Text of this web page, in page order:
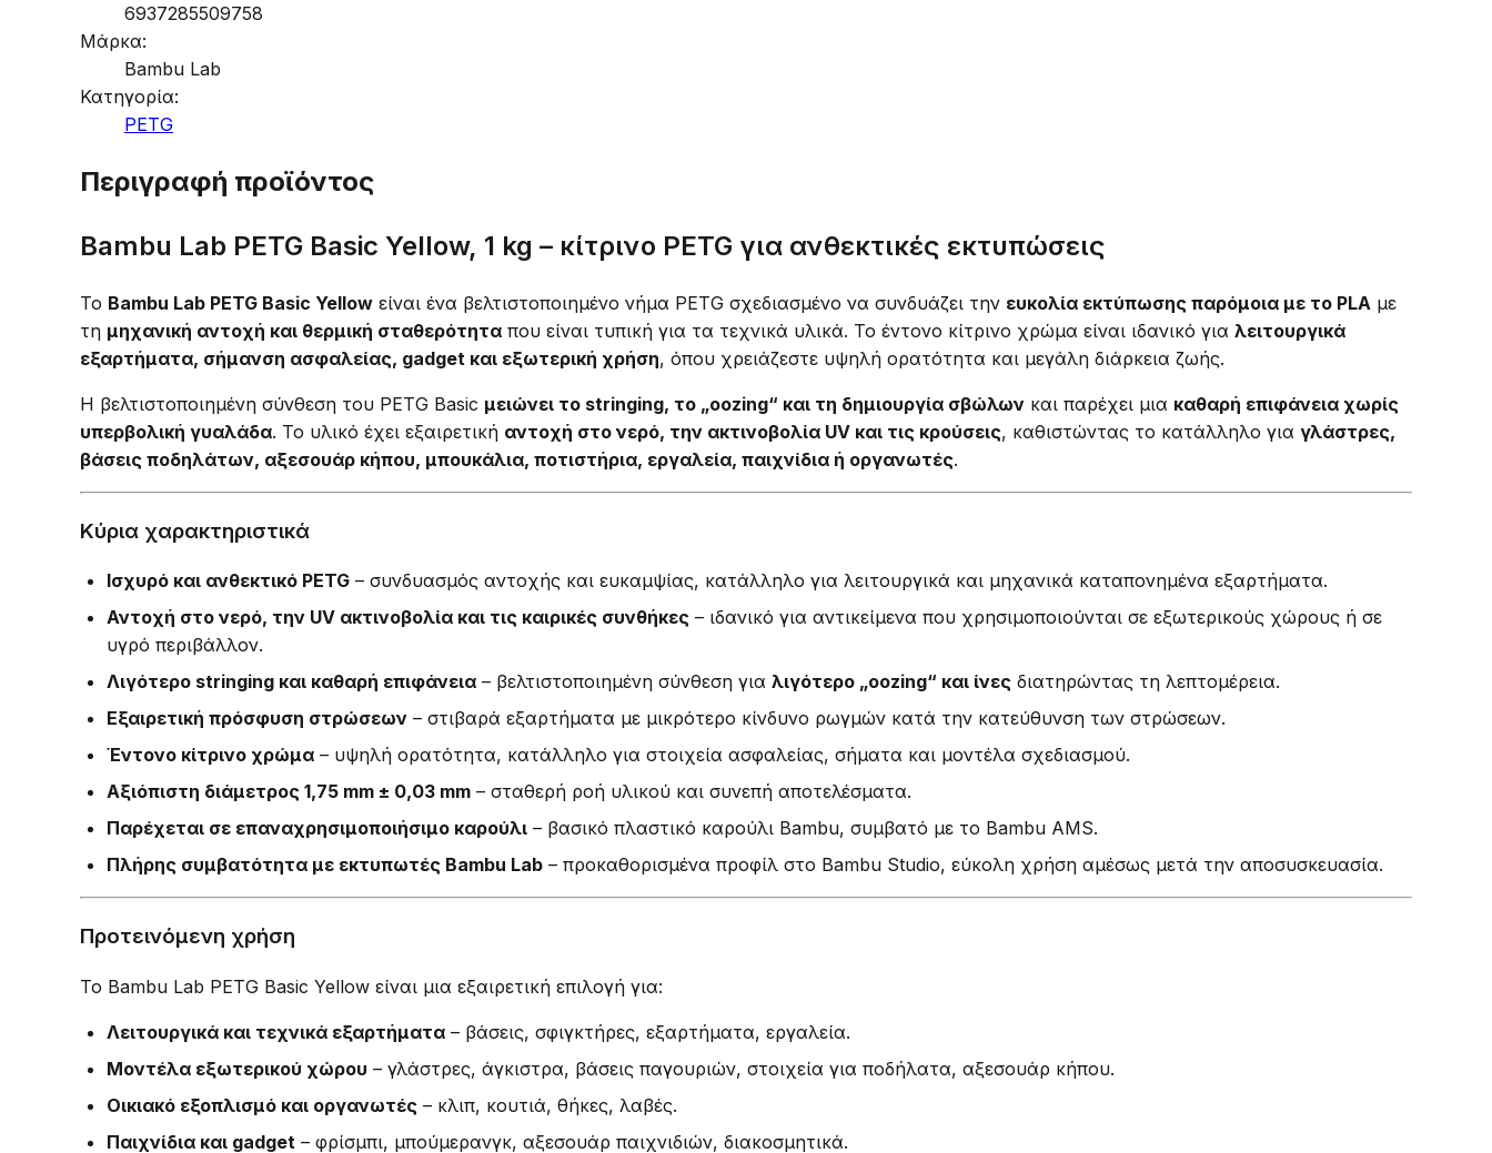
6937285509758
Μάρκα:
Bambu Lab
Κατηγορία:
PETG
Περιγραφή προϊόντος
Bambu Lab PETG Basic Yellow, 1 kg – κίτρινο PETG για ανθεκτικές εκτυπώσεις
Το Bambu Lab PETG Basic Yellow είναι ένα βελτιστοποιημένο νήμα PETG σχεδιασμένο να συνδυάζει την ευκολία εκτύπωσης παρόμοια με το PLA με
τη μηχανική αντοχή και θερμική σταθερότητα που είναι τυπική για τα τεχνικά υλικά. Το έντονο κίτρινο χρώμα είναι ιδανικό για λειτουργικά
εξαρτήματα, σήμανση ασφαλείας, gadget και εξωτερική χρήση, όπου χρειάζεστε υψηλή ορατότητα και μεγάλη διάρκεια ζωής.
Η βελτιστοποιημένη σύνθεση του PETG Basic μειώνει το stringing, το „oozing“ και τη δημιουργία σβώλων και παρέχει μια καθαρή επιφάνεια χωρίς
υπερβολική γυαλάδα. Το υλικό έχει εξαιρετική αντοχή στο νερό, την ακτινοβολία UV και τις κρούσεις, καθιστώντας το κατάλληλο για γλάστρες,
βάσεις ποδηλάτων, αξεσουάρ κήπου, μπουκάλια, ποτιστήρια, εργαλεία, παιχνίδια ή οργανωτές.
Κύρια χαρακτηριστικά
Ισχυρό και ανθεκτικό PETG – συνδυασμός αντοχής και ευκαμψίας, κατάλληλο για λειτουργικά και μηχανικά καταπονημένα εξαρτήματα.
Αντοχή στο νερό, την UV ακτινοβολία και τις καιρικές συνθήκες – ιδανικό για αντικείμενα που χρησιμοποιούνται σε εξωτερικούς χώρους ή σε
υγρό περιβάλλον.
Λιγότερο stringing και καθαρή επιφάνεια – βελτιστοποιημένη σύνθεση για λιγότερο „oozing“ και ίνες διατηρώντας τη λεπτομέρεια.
Εξαιρετική πρόσφυση στρώσεων – στιβαρά εξαρτήματα με μικρότερο κίνδυνο ρωγμών κατά την κατεύθυνση των στρώσεων.
Έντονο κίτρινο χρώμα – υψηλή ορατότητα, κατάλληλο για στοιχεία ασφαλείας, σήματα και μοντέλα σχεδιασμού.
Αξιόπιστη διάμετρος 1,75 mm ± 0,03 mm – σταθερή ροή υλικού και συνεπή αποτελέσματα.
Παρέχεται σε επαναχρησιμοποιήσιμο καρούλι – βασικό πλαστικό καρούλι Bambu, συμβατό με το Bambu AMS.
Πλήρης συμβατότητα με εκτυπωτές Bambu Lab – προκαθορισμένα προφίλ στο Bambu Studio, εύκολη χρήση αμέσως μετά την αποσυσκευασία.
Προτεινόμενη χρήση
Το Bambu Lab PETG Basic Yellow είναι μια εξαιρετική επιλογή για:
Λειτουργικά και τεχνικά εξαρτήματα – βάσεις, σφιγκτήρες, εξαρτήματα, εργαλεία.
Μοντέλα εξωτερικού χώρου – γλάστρες, άγκιστρα, βάσεις παγουριών, στοιχεία για ποδήλατα, αξεσουάρ κήπου.
Οικιακό εξοπλισμό και οργανωτές – κλιπ, κουτιά, θήκες, λαβές.
Παιχνίδια και gadget – φρίσμπι, μπούμερανγκ, αξεσουάρ παιχνιδιών, διακοσμητικά.